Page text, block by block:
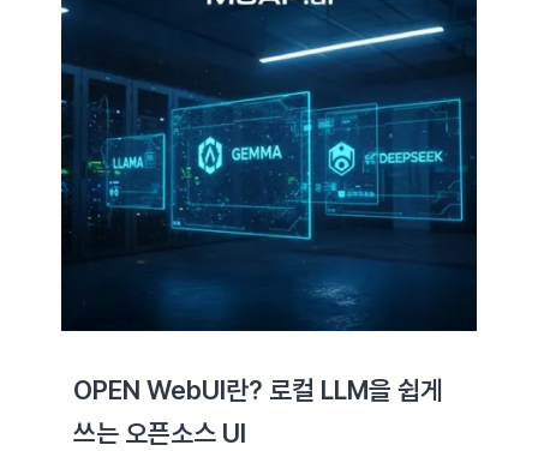
OPEN WebUI란? 로컬 LLM을 쉽게
쓰는 오픈소스 UI